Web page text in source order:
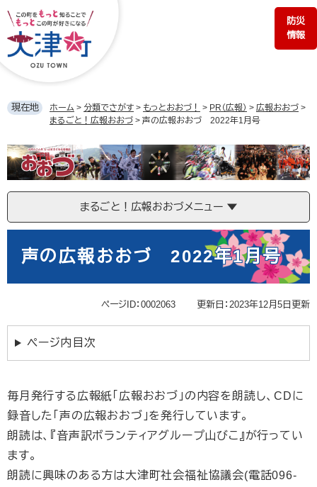
ジ
の
す。
ュ
ー
し
文
防災
情報
現在地 ホーム > 分類でさがす > もっとおおづ！ > PR（広報） > 広報おおづ >
まるごと！広報おおづ > 声の広報おおづ 2022年1月号
ま
る
ご
と！
報
まるごと！広報おおづメニュー
声の広報おおづ 2022年1月号
ページID：0002063 更新日：2023年12月5日更新
ページ内目次
毎月発行する広報紙「広報おおづ」の内容を朗読し、CDに
録音した「声の広報おおづ」を発行しています。
朗読は、『音声訳ボランティアグループ山びこ』が行ってい
ます。
朗読に興味のある方は大津町社会福祉協議会(電話096-